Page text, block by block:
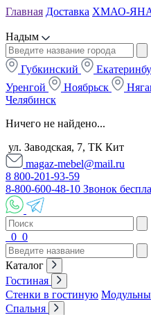
Главная Доставка ХМАО-
Надым
Губкинский
Уренгой
Ноябрьск
Челябинск
Ничего не найдено...
ул. Заводская, 7, ТК Кит
magaz-mebel@mail.ru
8 800-201-93-59
8-800-600-48-10 Звонок
0 0
Каталог
Гостиная
Стенки в гостиную
Спальня